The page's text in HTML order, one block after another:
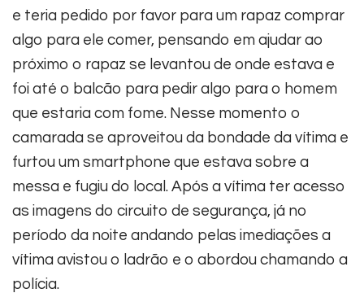
e teria pedido por favor para um rapaz comprar
algo para ele comer, pensando em ajudar ao
próximo o rapaz se levantou de onde estava e
foi até o balcão para pedir algo para o homem
que estaria com fome. Nesse momento o
camarada se aproveitou da bondade da vítima e
furtou um smartphone que estava sobre a
messa e fugiu do local. Após a vítima ter acesso
as imagens do circuito de segurança, já no
período da noite andando pelas imediações a
vítima avistou o ladrão e o abordou chamando a
polícia.